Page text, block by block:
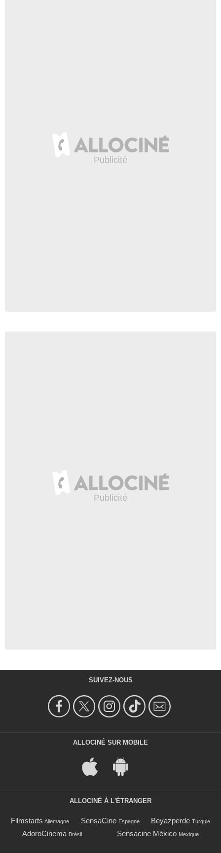
SUIVEZ-NOUS
ALLOCINÉ SUR MOBILE
ALLOCINÉ À L'ÉTRANGER
Filmstarts Allemagne SensaCine Espagne Beyazperde Turquie
AdoroCinema Brésil Sensacine México Mexique